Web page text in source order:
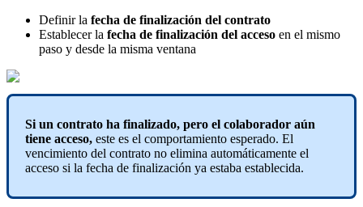
Definir la fecha de finalización del contrato
Establecer la fecha de finalización del acceso en el mismo
paso y desde la misma ventana
Si un contrato ha finalizado, pero el colaborador aún
tiene acceso, este es el comportamiento esperado. El
vencimiento del contrato no elimina automáticamente el
acceso si la fecha de finalización ya estaba establecida.